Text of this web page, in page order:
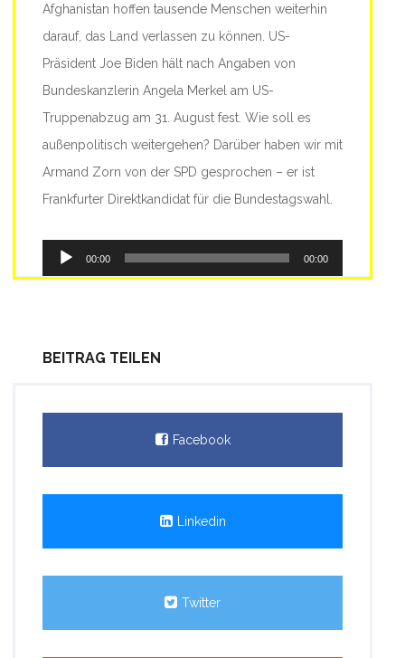
Afghanistan hoffen tausende Menschen weiterhin
darauf, das Land verlassen zu können. US-
Präsident Joe Biden hält nach Angaben von
Bundeskanzlerin Angela Merkel am US-
Truppenabzug am 31. August fest. Wie soll es
außenpolitisch weitergehen? Darüber haben wir mit
Armand Zorn von der SPD gesprochen – er ist
Frankfurter Direktkandidat für die Bundestagswahl.
Audio-
Player
00:00 00:00
BEITRAG TEILEN
Facebook
Linkedin
Twitter